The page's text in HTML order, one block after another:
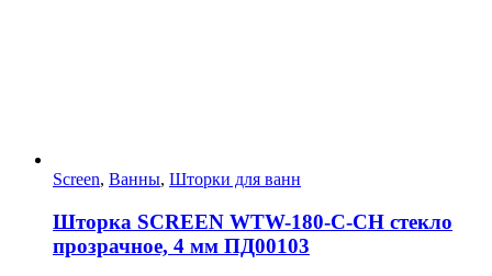
Screen, Ванны, Шторки для ванн
Шторка SCREEN WTW-180-C-CH стекло
прозрачное, 4 мм ПД00103